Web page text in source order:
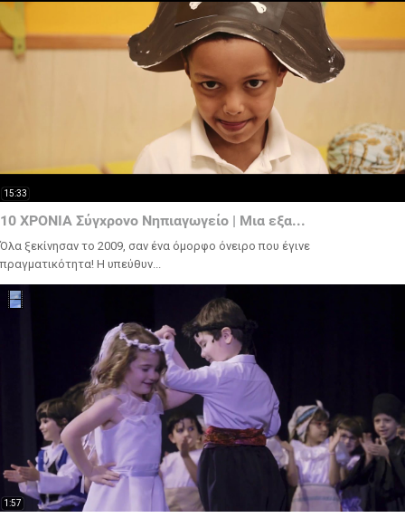
15:33
10 ΧΡΟΝΙΑ Σύγχρονο Νηπιαγωγείο | Μια εξα...
Όλα ξεκίνησαν το 2009, σαν ένα όμορφο όνειρο που έγινε
πραγματικότητα! Η υπεύθυν...
1:57